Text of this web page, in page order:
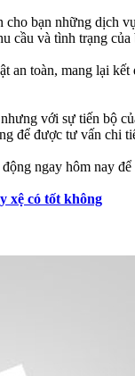
bạn những dịch
cầu và tình trạng của
an toàn, mang lại
với sự tiến bộ
để được tư vấn chi
ngay hôm nay
xệ có tốt không